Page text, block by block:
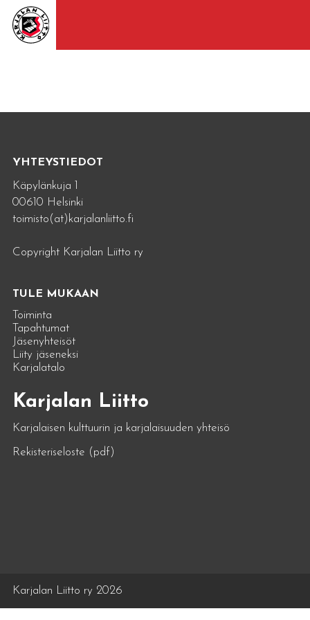
YHTEYSTIEDOT
Käpylänkuja 1
00610 Helsinki
toimisto(at)karjalanliitto.fi
Copyright Karjalan Liitto ry
TULE MUKAAN
Toiminta
Tapahtumat
Jäsenyhteisöt
Liity jäseneksi
Karjalatalo
Karjalan Liitto
Karjalaisen kulttuurin ja karjalaisuuden yhteisö
Rekisteriseloste (pdf)
Karjalan Liitto ry 2026